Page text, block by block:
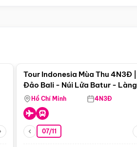
Tour Indonesia Mùa Thu 4N3Đ |
Đảo Bali - Núi Lửa Batur - Làng
Penglipuran
Hồ Chí Minh 4N3Đ
07/11